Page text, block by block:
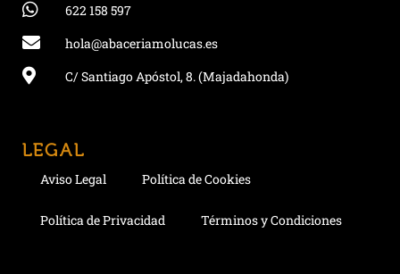
622 158 597
hola@abaceriamolucas.es
C/ Santiago Apóstol, 8. (Majadahonda)
LEGAL
Aviso Legal Política de Cookies
Política de Privacidad Términos y Condiciones